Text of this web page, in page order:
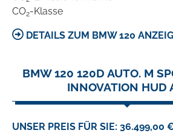
CO2-Klasse
DETAILS ZUM BMW 120
BMW 120 120D AUTO. M
INNOVATION HUD
UNSER PREIS FÜR SIE: 36.499,00